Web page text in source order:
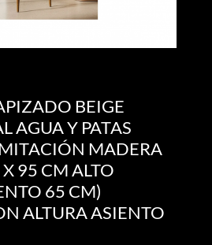
BEIGE
AGUA Y PATAS
MADERA
95 CM ALTO
65 CM)
ALTURA ASIENTO